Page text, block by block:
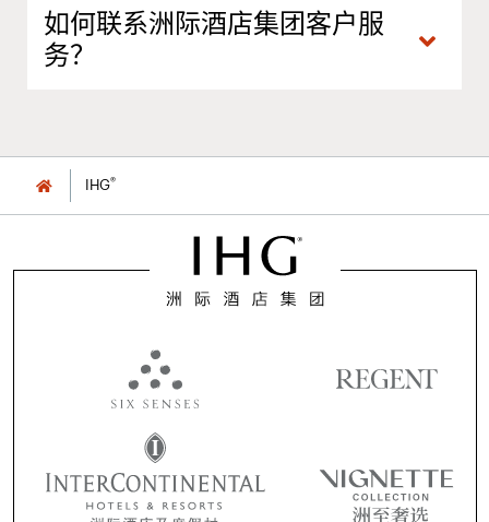
如何联系洲际酒店集团客户服
务？
IHG®